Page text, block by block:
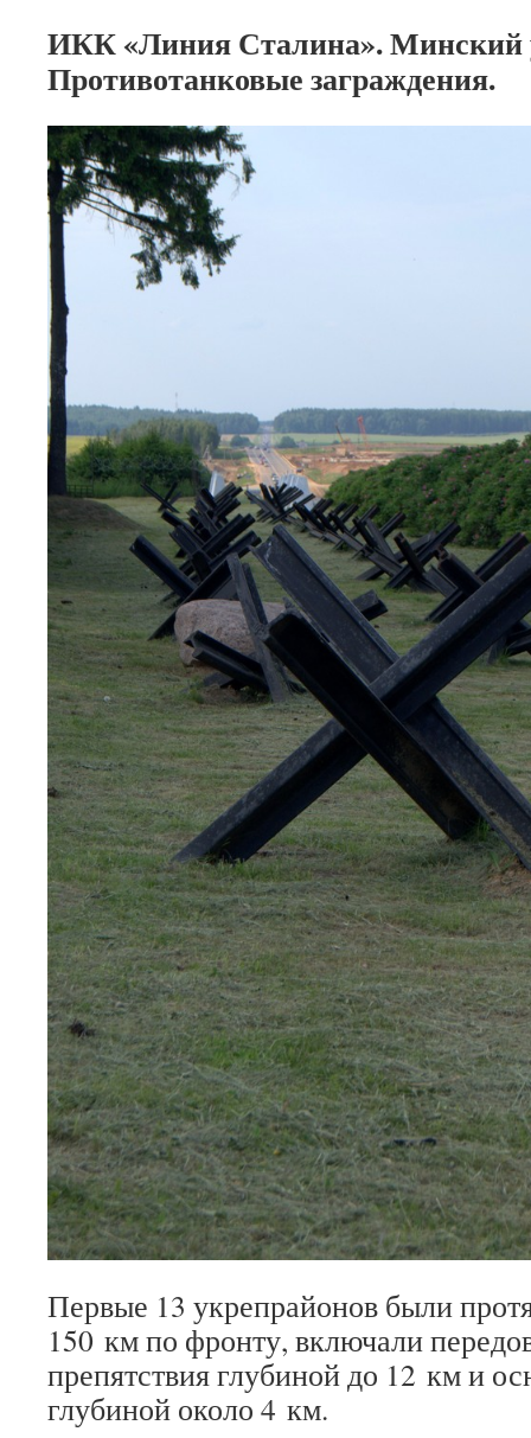
ИКК «Линия Сталина». Минский
Противотанковые заграждения.
Первые 13 укрепрайонов были
150 км по фронту, включали
препятствия глубиной до 12 км и
глубиной около 4 км.